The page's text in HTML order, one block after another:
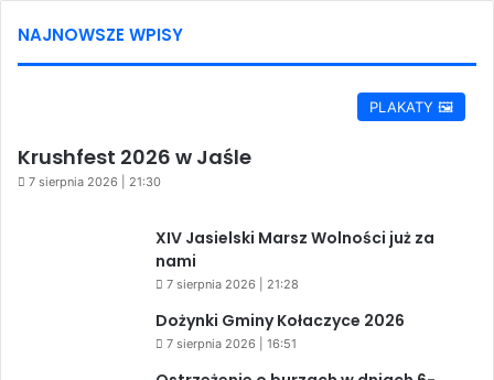
NAJNOWSZE WPISY
PLAKATY 🖼️
Krushfest 2026 w Jaśle
7 sierpnia 2026 | 21:30
XIV Jasielski Marsz Wolności już za
nami
7 sierpnia 2026 | 21:28
Dożynki Gminy Kołaczyce 2026
7 sierpnia 2026 | 16:51